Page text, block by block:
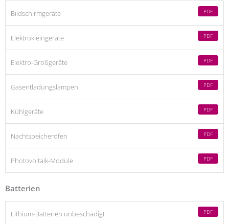
Bildschirmgeräte PDF
Elektrokleingeräte PDF
Elektro-Großgeräte PDF
Gasentladungslampen PDF
Kühlgeräte PDF
Nachtspeicheröfen PDF
Photovoltaik-Module PDF
Batterien
Lithium-Batterien unbeschädigt PDF